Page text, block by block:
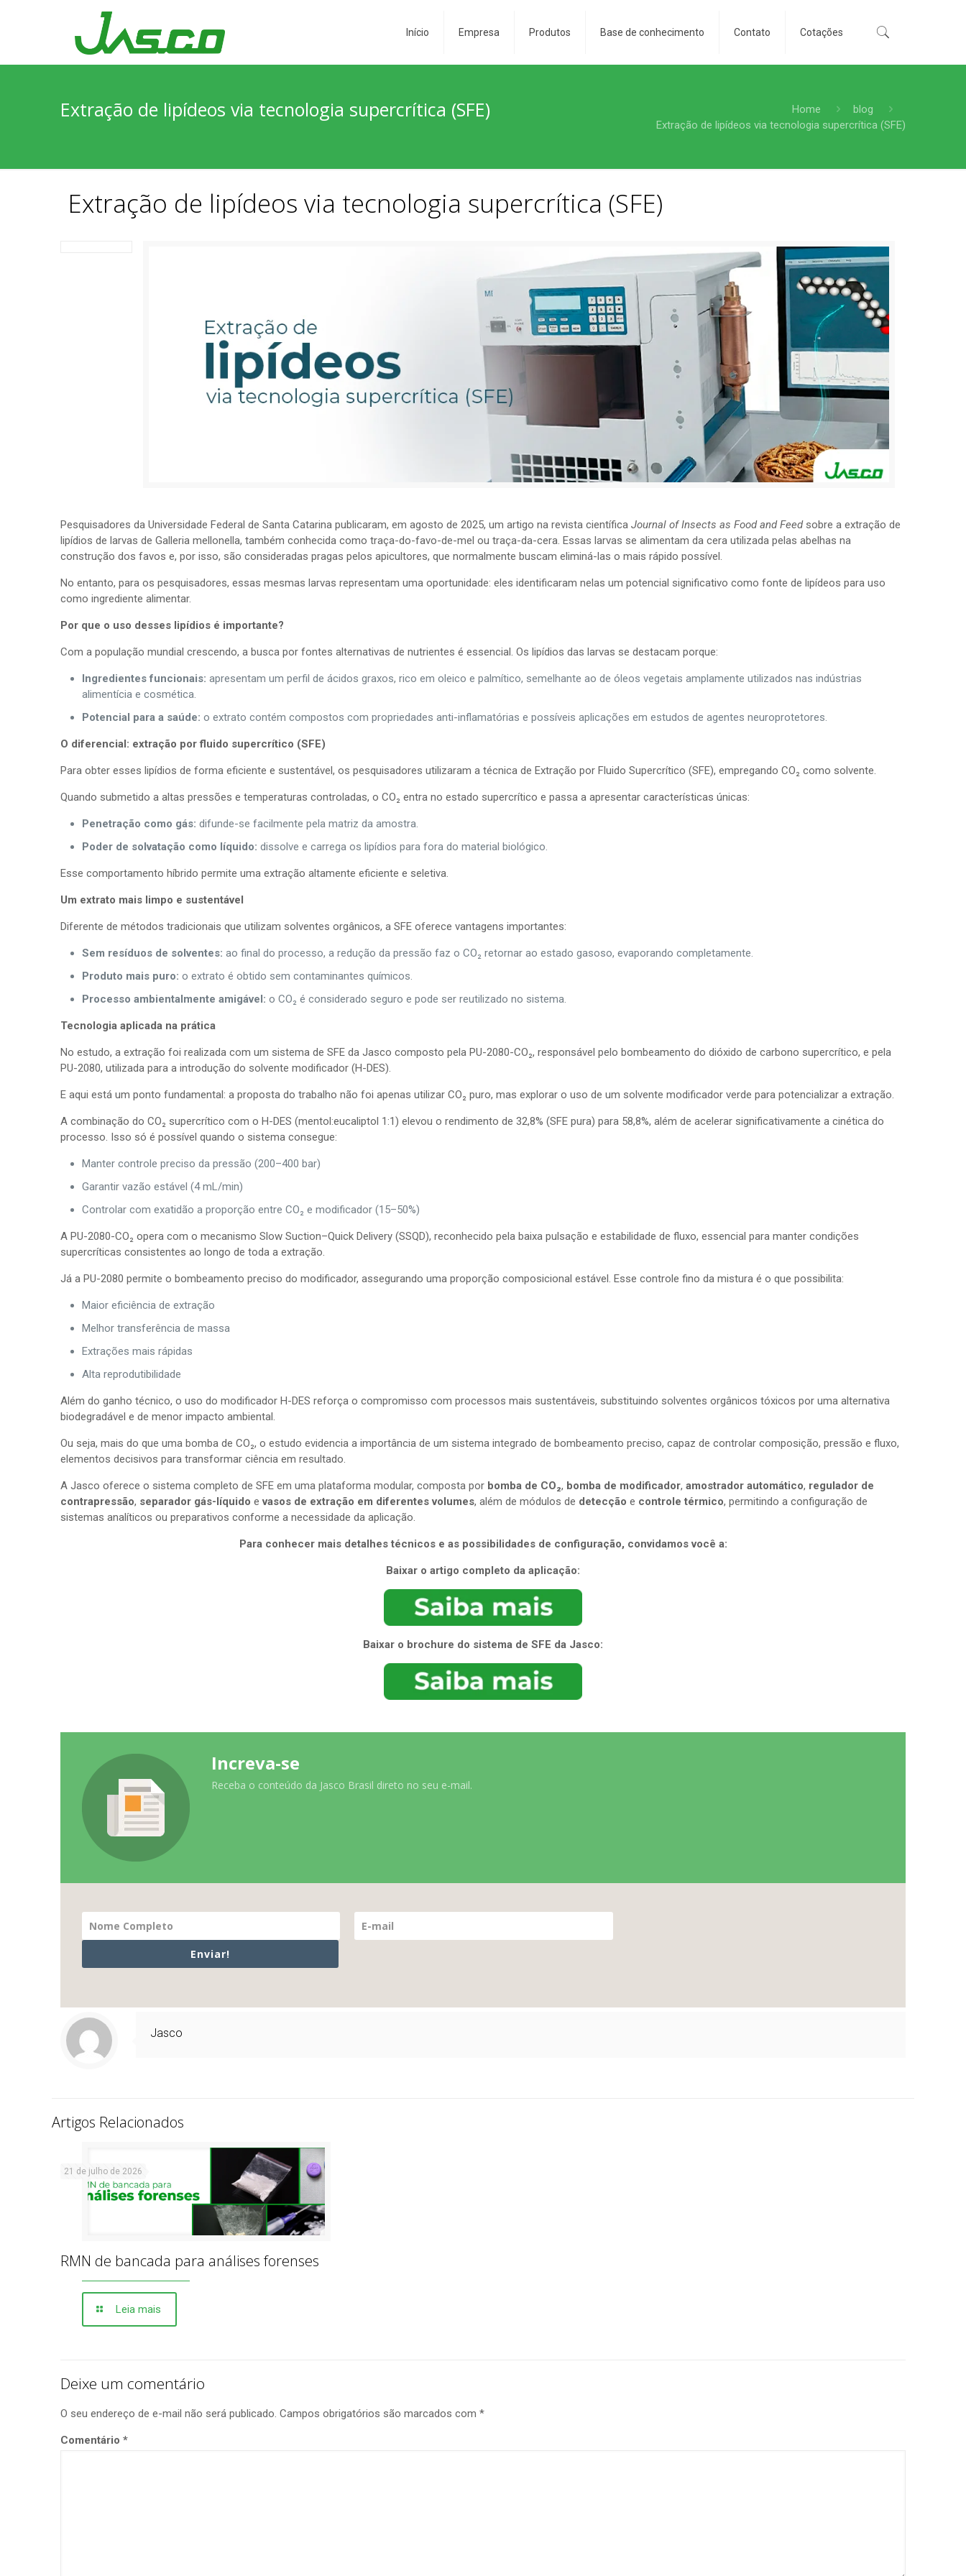
Início Empresa Produtos Base de conhecimento Contato Cotações
Extração de lipídeos via tecnologia supercrítica (SFE) Home
blog
Extração de lipídeos via tecnologia supercrítica (SFE)
Extração de lipídeos via tecnologia supercrítica (SFE)
Pesquisadores da Universidade Federal de Santa Catarina publicaram, em agosto de 2025, um artigo na revista científica Journal of Insects as Food and Feedsobre a extração de
lipídios de larvas de Galleria mellonella, também conhecida como traça-do-favo-de-mel ou traça-da-cera. Essas larvas se alimentam da cera utilizada pelas abelhas na
construção dos favos e, por isso, são consideradas pragas pelos apicultores, que normalmente buscam eliminá-las o mais rápido possível.
No entanto, para os pesquisadores, essas mesmas larvas representam uma oportunidade: eles identificaram nelas um potencial significativo como fonte de lipídeos para uso
como ingrediente alimentar.
Por que o uso desses lipídios é importante?
Com a população mundial crescendo, a busca por fontes alternativas de nutrientes é essencial. Os lipídios das larvas se destacam porque:
Ingredientes funcionais: apresentam um perfil de ácidos graxos, rico em oleico e palmítico, semelhante ao de óleos vegetais amplamente utilizados nas indústrias
alimentícia e cosmética.
Potencial para a saúde: o extrato contém compostos com propriedades anti-inflamatórias e possíveis aplicações em estudos de agentes neuroprotetores.
O diferencial: extração por fluido supercrítico (SFE)
Para obter esses lipídios de forma eficiente e sustentável, os pesquisadores utilizaram a técnica de Extração por Fluido Supercrítico (SFE), empregando CO₂ como solvente.
Quando submetido a altas pressões e temperaturas controladas, o CO₂ entra no estado supercrítico e passa a apresentar características únicas:
Penetração como gás: difunde-se facilmente pela matriz da amostra.
Poder de solvatação como líquido: dissolve e carrega os lipídios para fora do material biológico.
Esse comportamento híbrido permite uma extração altamente eficiente e seletiva.
Um extrato mais limpo e sustentável
Diferente de métodos tradicionais que utilizam solventes orgânicos, a SFE oferece vantagens importantes:
Sem resíduos de solventes: ao final do processo, a redução da pressão faz o CO₂ retornar ao estado gasoso, evaporando completamente.
Produto mais puro: o extrato é obtido sem contaminantes químicos.
Processo ambientalmente amigável: o CO₂ é considerado seguro e pode ser reutilizado no sistema.
Tecnologia aplicada na prática
No estudo, a extração foi realizada com um sistema de SFE da Jasco composto pela PU-2080-CO₂, responsável pelo bombeamento do dióxido de carbono supercrítico, e pela
PU-2080, utilizada para a introdução do solvente modificador (H-DES).
E aqui está um ponto fundamental: a proposta do trabalho não foi apenas utilizar CO₂ puro, mas explorar o uso de um solvente modificador verde para potencializar a extração.
A combinação do CO₂ supercrítico com o H-DES (mentol:eucaliptol 1:1) elevou o rendimento de 32,8% (SFE pura) para 58,8%, além de acelerar significativamente a cinética do
processo. Isso só é possível quando o sistema consegue:
Manter controle preciso da pressão (200–400 bar)
Garantir vazão estável (4 mL/min)
Controlar com exatidão a proporção entre CO₂ e modificador (15–50%)
A PU-2080-CO₂ opera com o mecanismo Slow Suction–Quick Delivery (SSQD), reconhecido pela baixa pulsação e estabilidade de fluxo, essencial para manter condições
supercríticas consistentes ao longo de toda a extração.
Já a PU-2080 permite o bombeamento preciso do modificador, assegurando uma proporção composicional estável. Esse controle fino da mistura é o que possibilita:
Maior eficiência de extração
Melhor transferência de massa
Extrações mais rápidas
Alta reprodutibilidade
Além do ganho técnico, o uso do modificador H-DES reforça o compromisso com processos mais sustentáveis, substituindo solventes orgânicos tóxicos por uma alternativa
biodegradável e de menor impacto ambiental.
Ou seja, mais do que uma bomba de CO₂, o estudo evidencia a importância de um sistema integrado de bombeamento preciso, capaz de controlar composição, pressão e fluxo,
elementos decisivos para transformar ciência em resultado.
A Jasco oferece o sistema completo de SFE em uma plataforma modular, composta por bomba de CO₂, bomba de modificador, amostrador automático, regulador de
contrapressão, separador gás-líquido evasos de extração em diferentes volumes, além de módulos de detecção e controle térmico, permitindo a configuração de
sistemas analíticos ou preparativos conforme a necessidade da aplicação.
Para conhecer mais detalhes técnicos e as possibilidades de configuração, convidamos você a:
Baixar o artigo completo da aplicação:
Baixar o brochure do sistema de SFE da Jasco:
Increva-se
Receba o conteúdo da Jasco Brasil direto no seu e-mail.
Enviar!
Jasco
Artigos Relacionados
21 de julho de 2026
RMN de bancada para análises forenses
Leia mais
Deixe um comentário
O seu endereço de e-mail não será publicado. Campos obrigatórios são marcados com *
Comentário *